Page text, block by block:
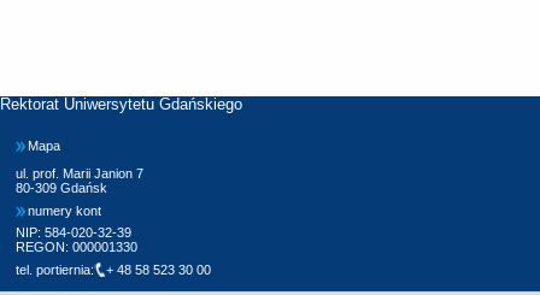
Rektorat Uniwersytetu Gdańskiego
Mapa
ul. prof. Marii Janion 7
80-309 Gdańsk
numery kont
NIP: 584-020-32-39
REGON: 000001330
tel. portiernia:
+ 48 58 523 30 00